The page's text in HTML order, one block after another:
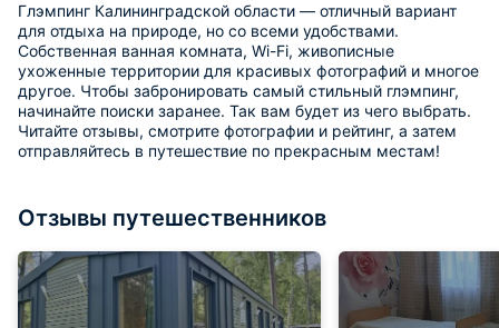
Глэмпинг Калининградской области — отличный вариант
для отдыха на природе, но со всеми удобствами.
Собственная ванная комната, Wi-Fi, живописные
ухоженные территории для красивых фотографий и многое
другое. Чтобы забронировать самый стильный глэмпинг,
начинайте поиски заранее. Так вам будет из чего выбрать.
Читайте отзывы, смотрите фотографии и рейтинг, а затем
отправляйтесь в путешествие по прекрасным местам!
Отзывы путешественников